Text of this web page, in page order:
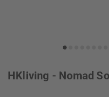
HKliving - Nomad